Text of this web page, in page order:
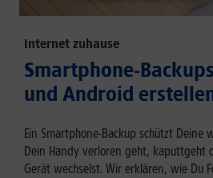
Internet zuhause
Smartphone-
und Android
Ein Smartphone-Backup schützt
Dein Handy verloren geht, kaputtgeht
Gerät wechselst. Wir erklären, wie Du